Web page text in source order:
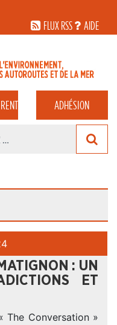
FLUX RSS
AIDE
ADHÉSION
: UN
ET
The Conversation »